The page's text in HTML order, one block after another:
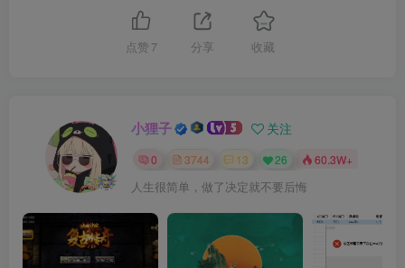
点赞 7 分享 收藏
小狸子 关注
0 3744 13 26 60.3W+
人生很简单，做了决定就不要后悔